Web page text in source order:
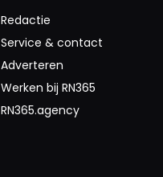
Redactie
Service & contact
Adverteren
Werken bij RN365
RN365.agency